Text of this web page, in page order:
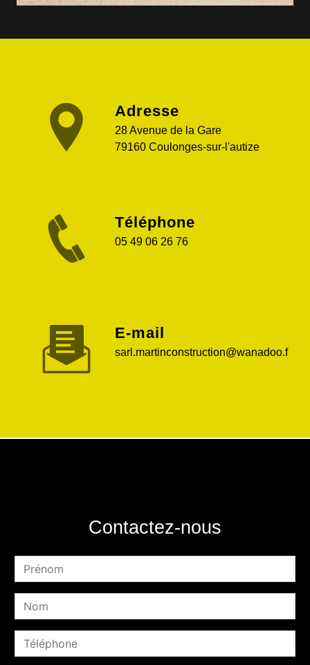
Adresse
28 Avenue de la Gare
79160 Coulonges-sur-l'autize
Téléphone
05 49 06 26 76
E-mail
sarl.martinconstruction@wanadoo.f
Contactez-nous